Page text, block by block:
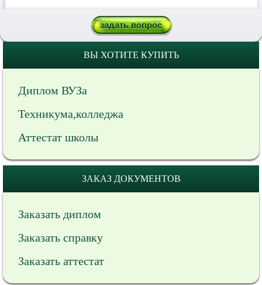
ВЫ ХОТИТЕ КУПИТЬ
Диплом ВУЗа
Техникума,колледжа
Аттестат школы
ЗАКАЗ ДОКУМЕНТОВ
Заказать диплом
Заказать справку
Заказать аттестат